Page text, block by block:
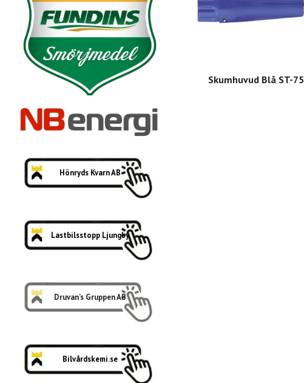
Hönryds Kvarn AB
Lastbilsstopp Ljungby
Druvan’s Gruppen AB
Bilvårdskemi.se
Skumhuvud Blå ST-75